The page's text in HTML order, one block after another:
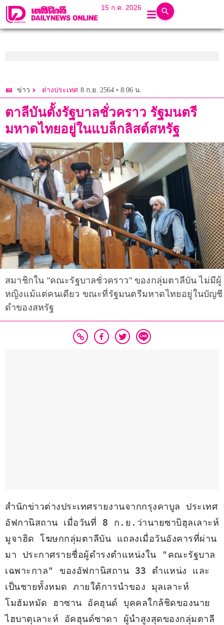
15 ก.ค. 2026
ข่าว ต่างประเทศ 8 ก.ย. 2564 • 8:06 น.
ตาลีบันตั้งรัฐบาลชั่วคราว รัฐมนตรี
มหาดไทยอยู่ในแบล็กลิสต์สหรัฐ
สมาชิกใน "คณะรัฐบาลชั่วคราว" ของกลุ่มตาลีบัน ไม่มีผู้
หญิงแม้แต่คนเดียว ขณะที่รัฐมนตรีมหาดไทยอยู่ในบัญชี
ดำของสหรัฐ
สำนักข่าวต่างประเทศรายงานจากกรุงคาบูล ประเทศ
อัฟกานิสถาน เมื่อวันที่ 8 ก.ย.ว่านายซาบิฮุลเลาะห์
มูจาฮิด โฆษกกลุ่มตาลีบัน แถลงเมื่อวันอังคารที่ผ่าน
มา ประกาศรายชื่อผู้ดำรงตำแหน่งใน "คณะรัฐบาล
เฉพาะกาล" ของอัฟกานิสถาน 33 ตำแหน่ง และ
เป็นชายทั้งหมด ภายใต้การนำของ มุลเลาะห์
โมฮัมหมัด ฮาซาน อัคฮุนด์ บุคคลใกล้ชิดของนาย
ไฮบาตุเลาะห์ อัคฮุนด์ซาดา ผู้นำสูงสุดของกลุ่มตาลี